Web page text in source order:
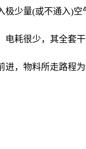
少量(或不通入)
耗很少，其全套
，物料所走路程